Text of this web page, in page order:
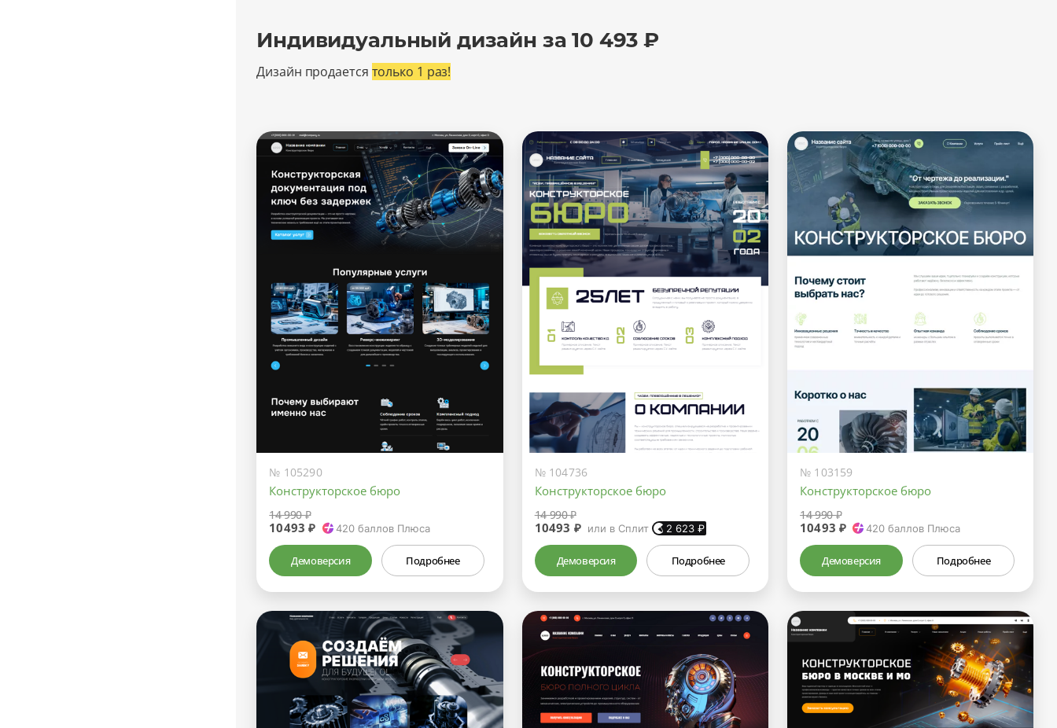
Индивидуальный дизайн за 10 493 ₽
Дизайн продается только 1 раз!
№ 105290
Конструкторское бюро
14 990 ₽
10493 ₽ 420баллов Плюса
Демоверсия Подробнее
№ 104736
Конструкторское бюро
14 990 ₽
10493 ₽ или в Сплит 2 623 ₽
Демоверсия Подробнее
№ 103159
Конструкторское бюро
14 990 ₽
10493 ₽ 420 баллов Плюса
Демоверсия Подробнее